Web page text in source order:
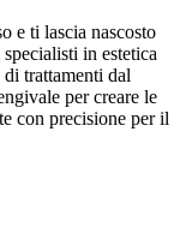
e ti lascia nascosto
in estetica
trattamenti dal
per creare le
con precisione per il